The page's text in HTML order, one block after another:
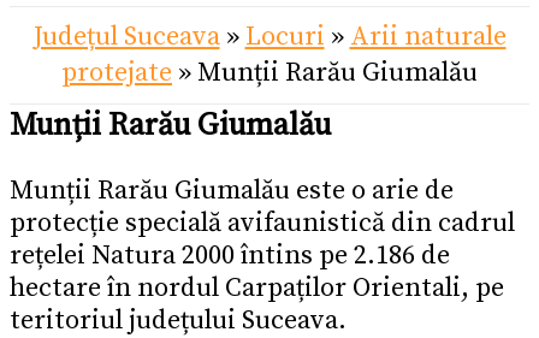
Județul Suceava» Locuri » Arii naturale
protejate » Munții Rarău Giumalău
Munții Rarău Giumalău
Munții Rarău Giumalău este o arie de
protecție specială avifaunistică din cadrul
rețelei Natura 2000 întins pe 2.186 de
hectare în nordul Carpaților Orientali, pe
teritoriul județului Suceava.